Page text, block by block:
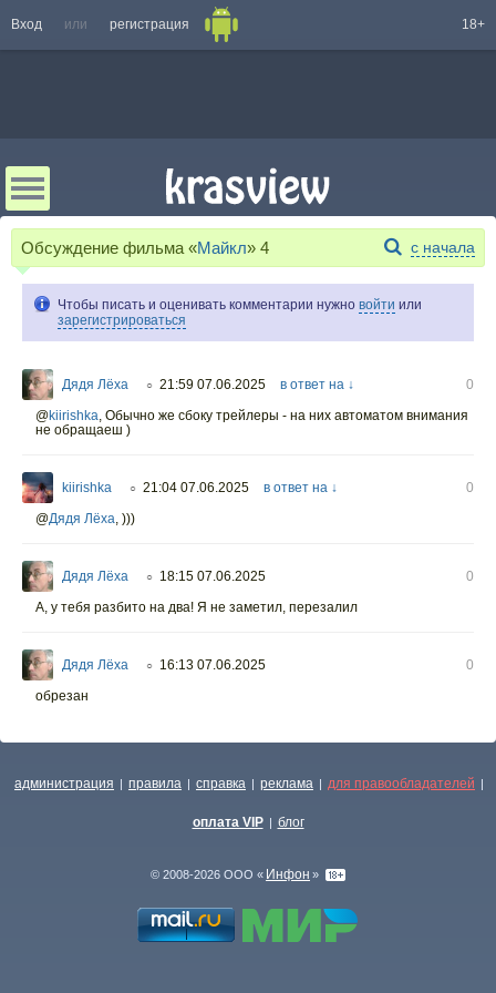
Вход или регистрация 18+
Обсуждение фильма «Майкл» 4 с начала
Чтобы писать и оценивать комментарии нужно войти или
зарегистрироваться
Дядя Лёха ○ 21:59 07.06.2025 в ответ на ↓
0
@kiirishka, Обычно же сбоку трейлеры - на них автоматом внимания
не обращаеш )
kiirishka ○ 21:04 07.06.2025 в ответ на ↓
0
@Дядя Лёха, )))
Дядя Лёха ○ 18:15 07.06.2025
0
А, у тебя разбито на два! Я не заметил, перезалил
Дядя Лёха ○ 16:13 07.06.2025
0
обрезан
администрация | правила | справка | реклама | для правообладателей |
оплата VIP | блог
© 2008-2026 ООО « Инфон »